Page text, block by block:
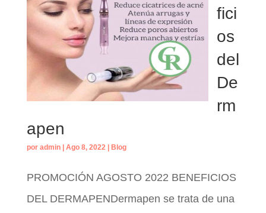
fici
os
del
De
rm
apen
por admin| Ago 8, 2022 | Blog
PROMOCIÓN AGOSTO 2022 BENEFICIOS
DEL DERMAPENDermapen se trata de una